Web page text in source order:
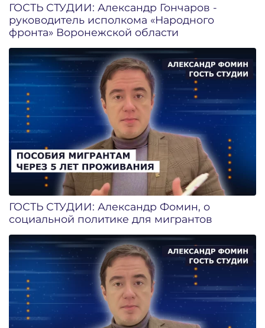
ГОСТЬ СТУДИИ: Александр Гончаров -
руководитель исполкома «Народного
фронта» Воронежской области
ГОСТЬ СТУДИИ: Александр Фомин, о
социальной политике для мигрантов